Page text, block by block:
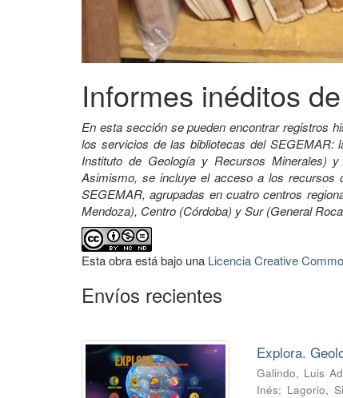
Informes inéditos
En esta sección se pueden encontrar registros
los servicios de las bibliotecas del
Instituto de Geología y Recursos Minerales)
Asimismo, se incluye el acceso a los recursos
SEGEMAR, agrupadas en cuatro centros
Mendoza), Centro (Córdoba) y Sur (General
Esta obra está bajo una Licencia Creative
Envíos recientes
Explora.
Galindo, Luis
Inés; Lagorio,